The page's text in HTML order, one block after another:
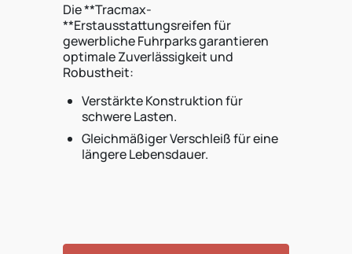
Die **Tracmax-
**Erstausstattungsreifen für
gewerbliche Fuhrparks garantieren
optimale Zuverlässigkeit und
Robustheit:
Verstärkte Konstruktion für
schwere Lasten.
Gleichmäßiger Verschleiß für eine
längere Lebensdauer.